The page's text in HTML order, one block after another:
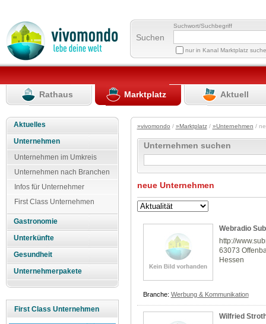
Suchen
Suchwort/Suchbegriff
nur in Kanal Marktplatz
Rathaus Marktplatz Aktuell
Aktuelles
Unternehmen
Unternehmen im Umkreis
Unternehmen nach Branchen
Infos für Unternehmer
First Class Unternehmen
Gastronomie
Unterkünfte
Gesundheit
Unternehmerpakete
First Class Unternehmen
»vivomondo / »Marktplatz/ »Unternehmen /
Unternehmen suchen
neue Unternehmen
Webradio
http://
63073
Hessen
Branche: Werbung & Kommunikation
Wilfried